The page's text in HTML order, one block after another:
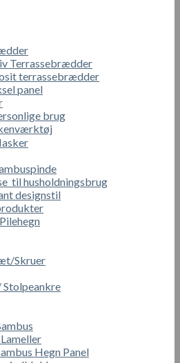
Terrassebrædder
terrassebrædder
panel
brug
til husholdningsbrug
designstil
Skruer
Stolpeankre
Hegn Panel